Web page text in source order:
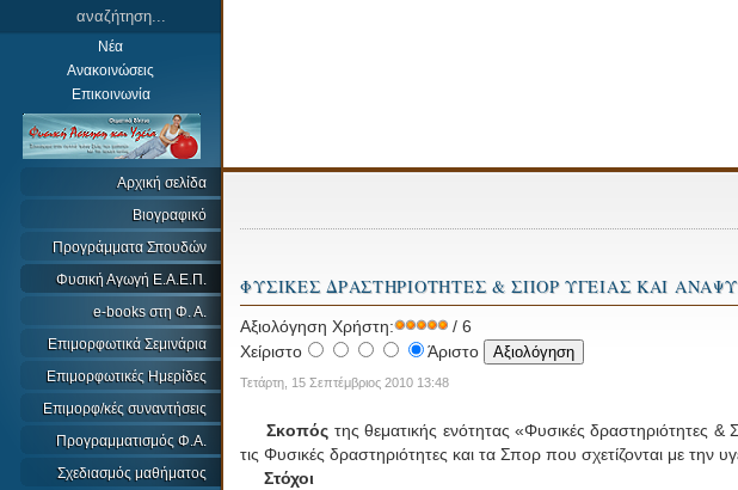
ΦΥΣΙΚΕΣ ΔΡΑΣΤΗΡΙΟΤΗΤΕΣ & ΣΠΟΡ ΥΓΕΙΑΣ ΚΑΙ
Αξιολόγηση Χρήστη:
/ 6
Χείριστο
Άριστο
Τετάρτη, 15 Σεπτέμβριος 2010 13:48
Σκοπός της θεματικής ενότητας «Φυσικές δραστηριότητες
τις Φυσικές δραστηριότητες και τα Σπορ που σχετίζονται με την
Στόχοι
Νέα
Ανακοινώσεις
Επικοινωνία
Αρχική σελίδα
Βιογραφικό
Προγράμματα Σπουδών
Φυσική Αγωγή Ε.Α.Ε.Π.
e-books στη Φ. Α.
Επιμορφωτικά Σεμινάρια
Επιμορφωτικές Ημερίδες
Επιμορφ/κές συναντήσεις
Προγραμματισμός Φ.Α.
Σχεδιασμός μαθήματος